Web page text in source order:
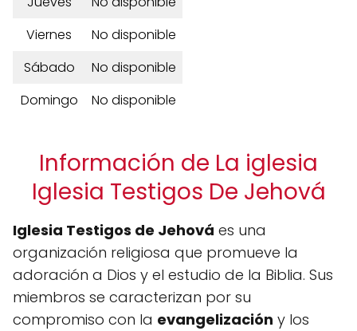
Viernes
No disponible
Sábado
No disponible
Domingo
No disponible
Información de La iglesia
Iglesia Testigos De Jehová
Iglesia Testigos de Jehová es una
organización religiosa que promueve la
adoración a Dios y el estudio de la Biblia. Sus
miembros se caracterizan por su
compromiso con la evangelización y los